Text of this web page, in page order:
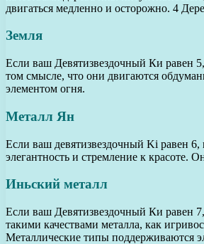
двигаться медленно и осторожно. 4
Земля
Если ваш Девятизвездочный Ки равен
том смысле, что они двигаются
элементом огня.
Металл Ян
Если ваш девятизвездочный Ki равен
элегантность и стремление к
Иньский металл
Если ваш Девятизвездочный Ки равен
такими качествами металла, как
Металлические типы поддерживаются